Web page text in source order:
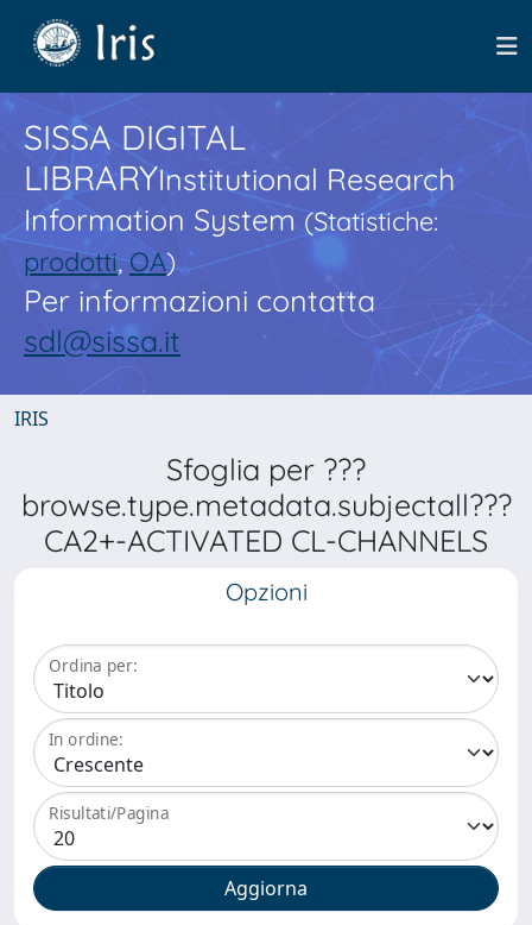
SISSA DIGITAL
LIBRARYInstitutional Research
Information System(Statistiche:
prodotti,OA)
Per informazioni contatta
sdl@sissa.it
IRIS
Sfoglia per ???
browse.type.metadata.subjectall???
CA2+-ACTIVATED CL-CHANNELS
Opzioni
Ordina per:
In ordine:
Risultati/Pagina